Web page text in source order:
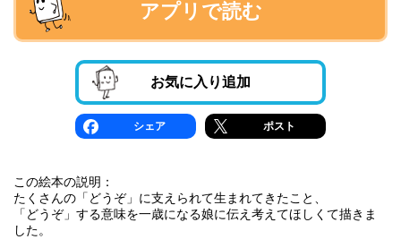
アプリで読む
お気に入り追加
シェア ポスト
この絵本の説明：
たくさんの「どうぞ」に支えられて生まれてきたこと、
「どうぞ」する意味を一歳になる娘に伝え考えてほしくて描きま
した。